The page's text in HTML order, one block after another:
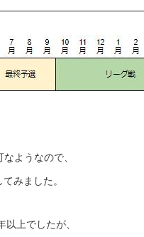
ようなので、
みました。
上でしたが、